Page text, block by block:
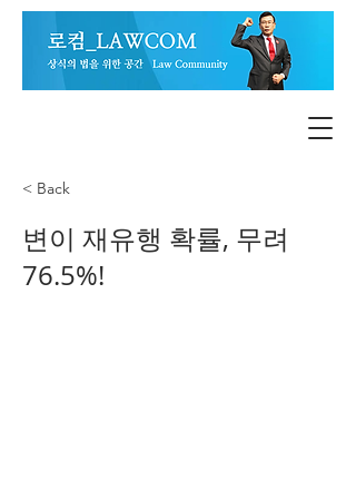
< Back
변이 재유행 확률, 무려
76.5%!